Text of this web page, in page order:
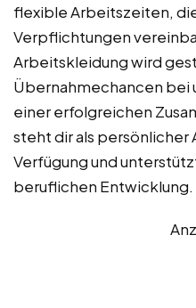
flexible Arbeitszeiten,
Verpflichtungen
Arbeitskleidung wird
Übernahmechancen bei
einer erfolgreichen
steht dir als persönlicher
Verfügung und
beruflichen Entwicklung.